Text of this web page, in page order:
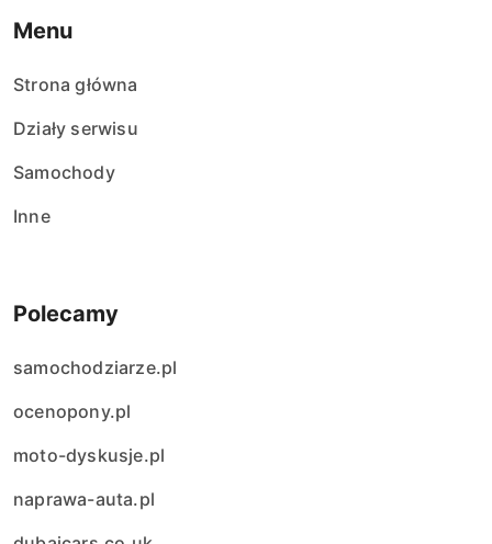
Menu
Strona główna
Działy serwisu
Samochody
Inne
Polecamy
samochodziarze.pl
ocenopony.pl
moto-dyskusje.pl
naprawa-auta.pl